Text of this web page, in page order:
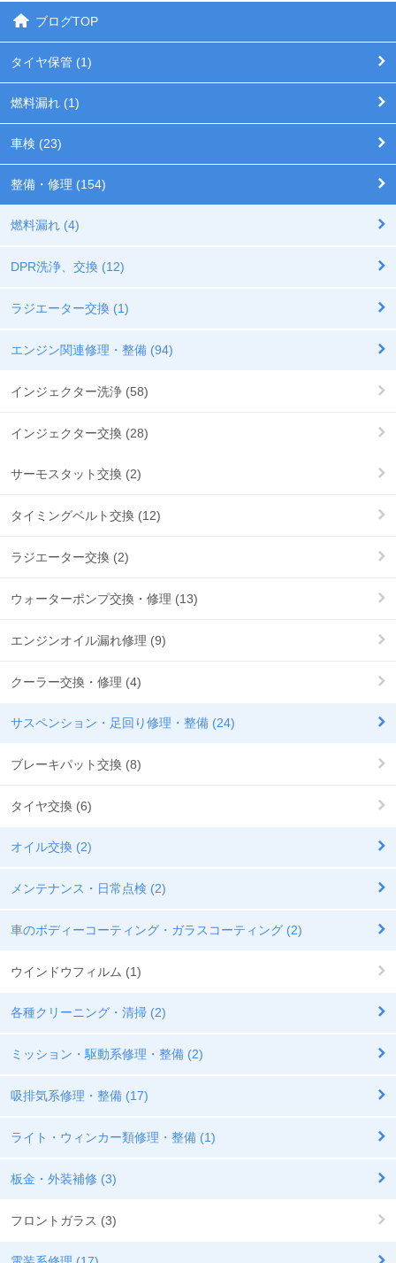
ブログTOP
タイヤ保管 (1)
燃料漏れ (1)
車検 (23)
整備・修理 (154)
燃料漏れ (4)
DPR洗浄、交換 (12)
ラジエーター交換 (1)
エンジン関連修理・整備 (94)
インジェクター洗浄 (58)
インジェクター交換 (28)
サーモスタット交換 (2)
タイミングベルト交換 (12)
ラジエーター交換 (2)
ウォーターポンプ交換・修理 (13)
エンジンオイル漏れ修理 (9)
クーラー交換・修理 (4)
サスペンション・足回り修理・整備 (24)
ブレーキパット交換 (8)
タイヤ交換 (6)
オイル交換 (2)
メンテナンス・日常点検 (2)
車のボディーコーティング・ガラスコーティング (2)
ウインドウフィルム (1)
各種クリーニング・清掃 (2)
ミッション・駆動系修理・整備 (2)
吸排気系修理・整備 (17)
ライト・ウィンカー類修理・整備 (1)
板金・外装補修 (3)
フロントガラス (3)